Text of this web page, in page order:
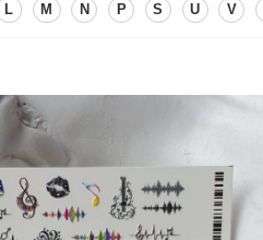
L M N P S U V